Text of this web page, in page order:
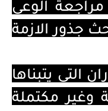
مراجعة الوعي
جذور الازمة
التي يتبناها
وغير مكتملة